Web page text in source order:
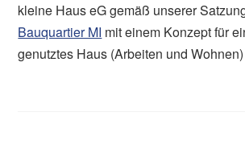
kleine Haus eG gemäß unserer
Bauquartier MI mit einem Konzept für
genutztes Haus (Arbeiten und